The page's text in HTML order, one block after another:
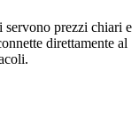
prezzi chiari e
direttamente al